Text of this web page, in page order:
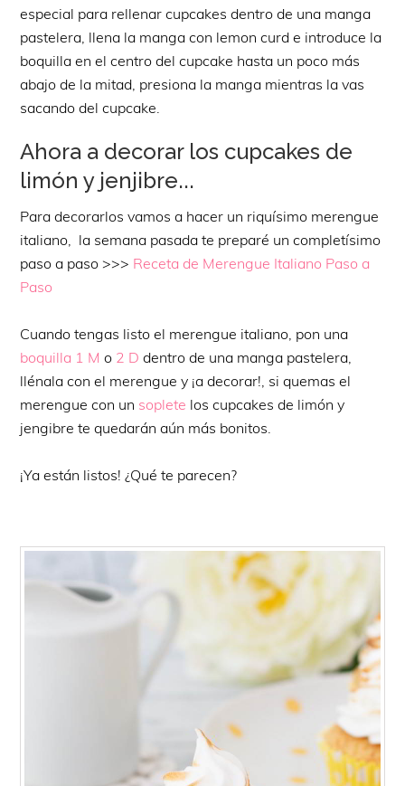
especial para rellenar cupcakes dentro de una manga
pastelera, llena la manga con lemon curd e introduce la
boquilla en el centro del cupcake hasta un poco más
abajo de la mitad, presiona la manga mientras la vas
sacando del cupcake.
Ahora a decorar los cupcakes de
limón y jenjibre...
Para decorarlos vamos a hacer un riquísimo merengue
italiano, la semana pasada te preparé un completísimo
paso a paso >>> Receta de Merengue Italiano Paso a
Paso
Cuando tengas listo el merengue italiano, pon una
boquilla 1 M o 2 D dentro de una manga pastelera,
llénala con el merengue y ¡a decorar!, si quemas el
merengue con un soplete los cupcakes de limón y
jengibre te quedarán aún más bonitos.
¡Ya están listos! ¿Qué te parecen?